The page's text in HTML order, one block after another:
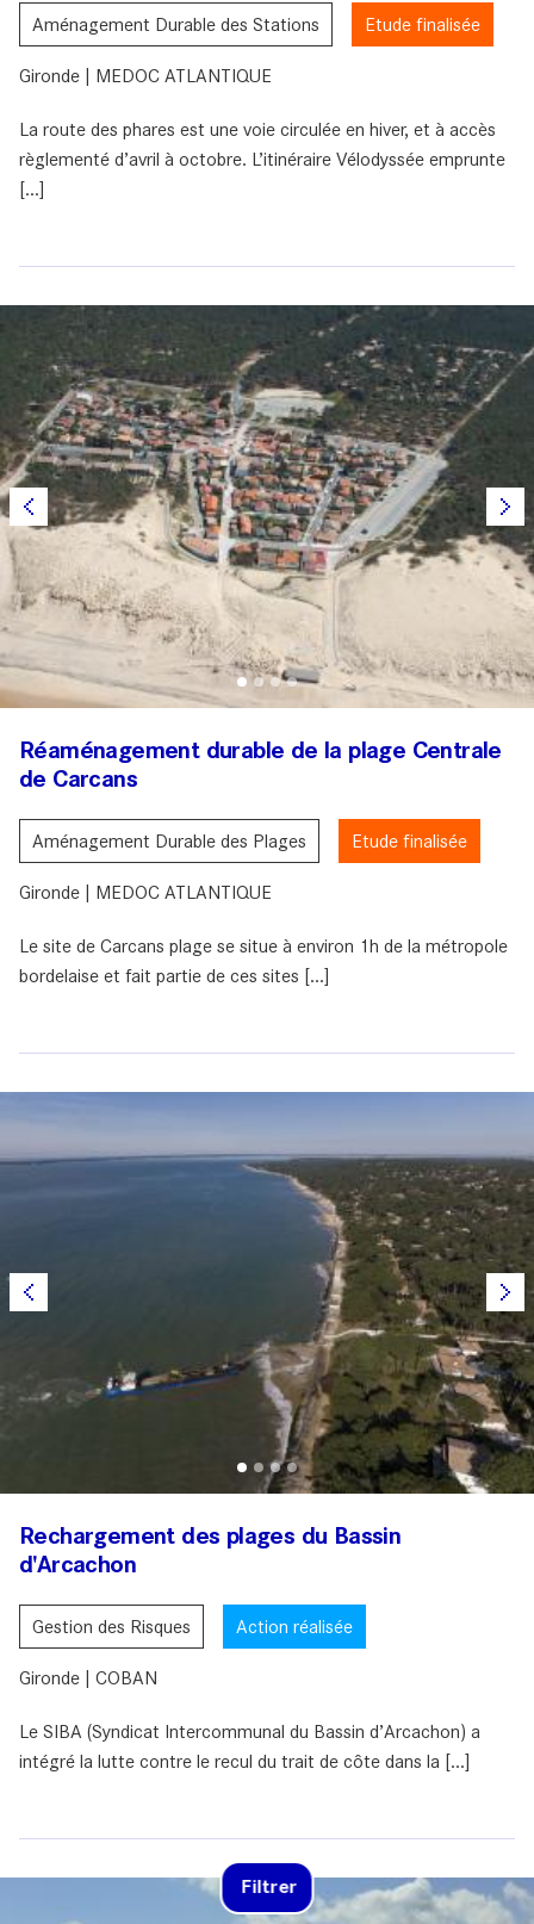
Filtrer
Aménagement Durable des Stations Etude finalisée
Gironde | MEDOC ATLANTIQUE
La route des phares est une voie circulée en hiver, et à accès
règlementé d’avril à octobre. L’itinéraire Vélodyssée emprunte
[...]
Réaménagement durable de la plage Centrale
de Carcans
Aménagement Durable des Plages Etude finalisée
Gironde | MEDOC ATLANTIQUE
Le site de Carcans plage se situe à environ 1h de la métropole
bordelaise et fait partie de ces sites [...]
Rechargement des plages du Bassin
d'Arcachon
Gestion des Risques Action réalisée
Gironde | COBAN
Le SIBA (Syndicat Intercommunal du Bassin d’Arcachon) a
intégré la lutte contre le recul du trait de côte dans la [...]